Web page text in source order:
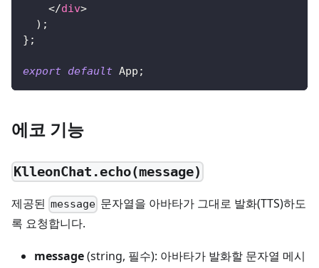
</div>
) ;
} ;
export default App ;
에코 기능
KlleonChat.echo(message)
제공된 message 문자열을 아바타가 그대로 발화(TTS)하도
록 요청합니다.
message(string, 필수): 아바타가 발화할 문자열 메시